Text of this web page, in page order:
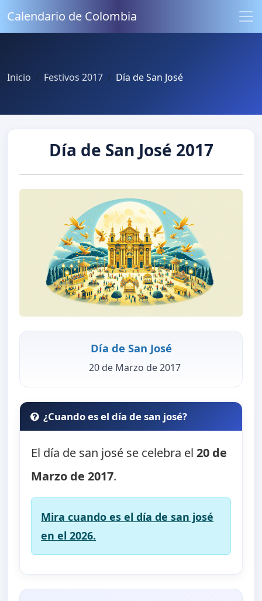
Calendario de Colombia
Inicio Festivos 2017 Día de San José
Día de San José 2017
Día de San José
20 de Marzo de 2017
¿Cuando es el día de san josé?
El día de san josé se celebra el20 de
Marzo de 2017.
Mira cuando es el día de san josé
en el 2026.